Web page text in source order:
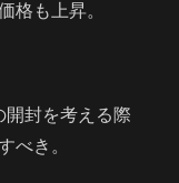
格も上昇。
開封を考える際
べき。